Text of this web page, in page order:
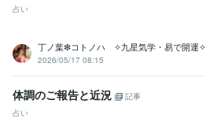
占い
丁ノ葉❇コトノハ ✧九星気学・易で開運✧
2026/05/17 08:15
体調のご報告と近況
記事
占い